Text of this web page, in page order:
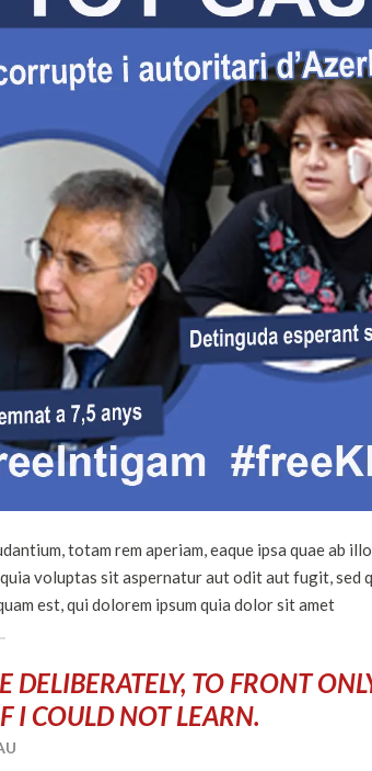
totam rem aperiam, eaque ipsa quae ab
voluptas sit aspernatur aut odit aut fugit, sed
est, qui dolorem ipsum quia dolor sit amet
TO FRONT
I COULD NOT LEARN.